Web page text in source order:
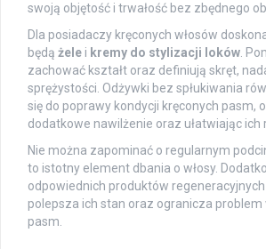
swoją objętość i trwałość bez zbędnego
Dla posiadaczy kręconych włosów
będą żele i kremy do stylizacji loków .
zachować kształt oraz definiują skręt,
sprężystości. Odżywki bez spłukiwania
się do poprawy kondycji kręconych pasm,
dodatkowe nawilżenie oraz ułatwiając ich
Nie można zapominać o regularnym
to istotny element dbania o włosy.
odpowiednich produktów
polepsza ich stan oraz ogranicza problem
pasm.